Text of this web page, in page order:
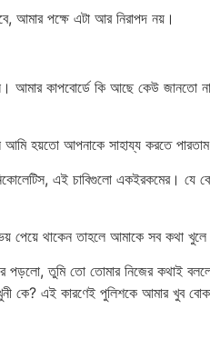
আমার পক্ষে এটা আর নিরাপদ নয়।
আমার কাপবোর্ডে কি আছে কেউ
হয়তো আপনাকে সাহায্য করতে
এই চাবিগুলো একইরকমের। যে
থাকেন তাহলে আমাকে সব কথা খুলে
তুমি তো তোমার নিজের কথাই
কে? এই কারণেই পুলিশকে আমার খুব